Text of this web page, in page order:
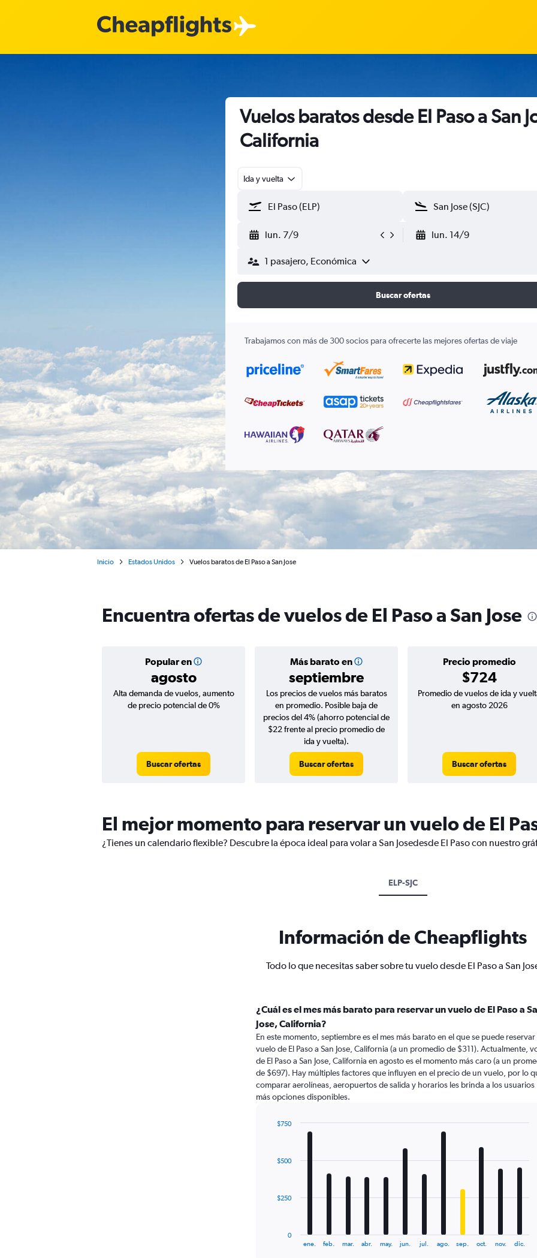
Vuelos baratos desde El Paso a San
California
Ida y vuelta
lun. 7/9 lun. 14/9
1 pasajero, Económica
Buscar ofertas
Trabajamos con más de 300 socios para ofrecerte las mejores ofertas de viaje
Inicio Estados Unidos Vuelos baratos de El Paso a San Jose
Encuentra ofertas de vuelos de El Paso a San Jose
Popular en
agosto
Más barato en
septiembre
Precio promedio
$724
Alta demanda de vuelos, aumento
de precio potencial de 0%
Buscar ofertas
Los precios de vuelos más baratos
en promedio. Posible baja de
precios del 4% (ahorro potencial de
$22 frente al precio promedio de
ida y vuelta).
Buscar ofertas
Promedio de vuelos de ida y
en agosto 2026
Buscar ofertas
El mejor momento para reservar un vuelo de El
¿Tienes un calendario flexible? Descubre la época ideal para volar a San Josedesde El Paso con nuestro
ELP-SJC
Información de Cheapflights
Todo lo que necesitas saber sobre tu vuelo desde El Paso a San
¿Cuál es el mes más barato para reservar un vuelo de El Paso a
Jose, California?
En este momento, septiembre es el mes más barato en el que se puede
vuelo de El Paso a San Jose, California (a un promedio de $311). Actualmente,
de El Paso a San Jose, California en agosto es el momento más caro (a un
de $697). Hay múltiples factores que influyen en el precio de un vuelo, por lo
comparar aerolíneas, aeropuertos de salida y horarios les brinda a los usuarios
más opciones disponibles.
12
The
ene. feb. mar. abr. may. jun. jul. ago. sep. oct. nov. dic.
0
$250
$500
$750